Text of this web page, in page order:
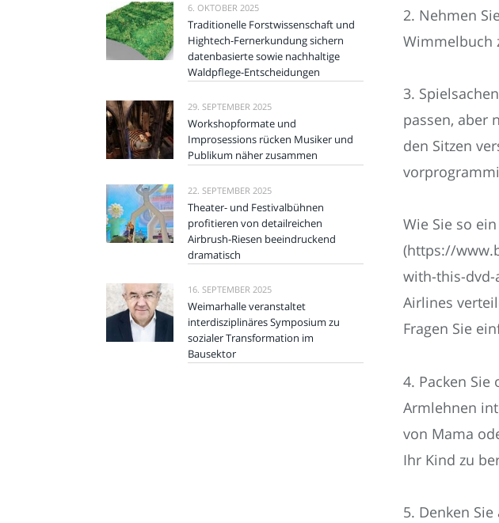
2. Nehmen
Wimmelbuch
3.
passen, aber
den Sitzen
Wie Sie so
(https://
with-this-dvd-
Airlines
Fragen Sie
4. Packen
Armlehnen
von Mama
Ihr Kind zu
5. Denken
6. OKTOBER 2025
Traditionelle Forstwissenschaft und
Hightech-Fernerkundung sichern
datenbasierte sowie nachhaltige
Waldpflege-Entscheidungen
29. SEPTEMBER 2025
Workshopformate und
Improsessions rücken Musiker und
Publikum näher zusammen
22. SEPTEMBER 2025
Theater- und Festivalbühnen
profitieren von detailreichen
Airbrush-Riesen beeindruckend
dramatisch
16. SEPTEMBER 2025
Weimarhalle veranstaltet
interdisziplinäres Symposium zu
sozialer Transformation im
Bausektor